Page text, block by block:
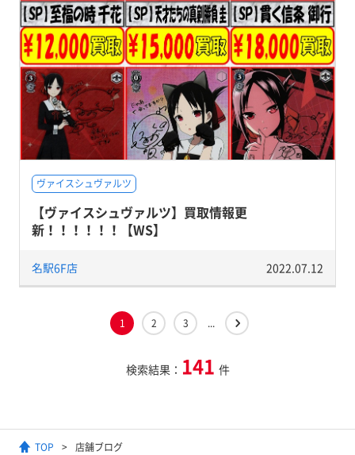
ヴァイスシュヴァルツ
【ヴァイスシュヴァルツ】買取情報更
新！！！！！！【WS】
名駅6F店 2022.07.12
1 2 3 ...
検索結果： 141 件
TOP 店舗ブログ